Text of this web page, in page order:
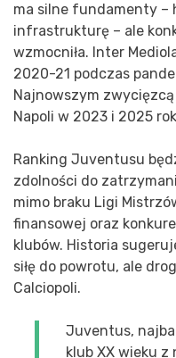
ma silne fundamenty –
infrastrukturę – ale
wzmocniła. Inter
2020-21 podczas
Najnowszym
Napoli w 2023 i 2025
Ranking Juventusu
zdolności do
mimo braku Ligi
finansowej oraz
klubów. Historia
siłę do powrotu, ale
Calciopoli.
Juventus,
klub XX wieku